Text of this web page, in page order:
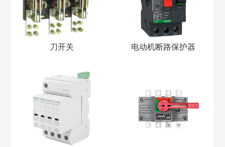
刀开关 电动机断路保护器